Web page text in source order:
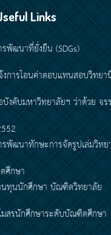
Links
รพัฒนาที่ยั่งยืน (SDGs)
งการโอนค่าตอบแทนสอบวิทย
งคับมหาวิทยาลัยฯ ว่าด้วย จ
รพัฒนาทักษะการจัดรูปเล่มวิท
ศึกษา
นทุนนักศึกษา บัณฑิตวิทยาลัย
มสรนักศึกษาระดับบัณฑิตศึกษา